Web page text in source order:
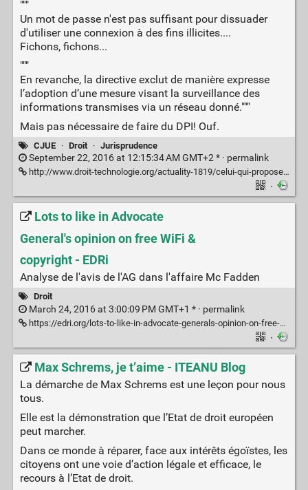
"''"
Un mot de passe n'est pas suffisant pour dissuader
d'utiliser une connexion à des fins illicites....
Fichons, fichons...
"""
En revanche, la directive exclut de manière expresse
l’adoption d’une mesure visant la surveillance des
informations transmises via un réseau donné."""
Mais pas nécessaire de faire du DPI! Ouf.
CJUE · Droit · Jurisprudence
September 22, 2016 at 12:15:34 AM GMT+2 * · permalink
http://www.droit-technologie.org/actuality-1819/celui-qui-propose-du-wifi-gratuit-a-ses-clients-est-il-responsable-en.html
·
Lots to like in Advocate
General's opinion on free WiFi &
copyright - EDRi
Analyse de l'avis de l'AG dans l'affaire Mc Fadden
Droit
March 24, 2016 at 3:00:09 PM GMT+1 * · permalink
https://edri.org/lots-to-like-in-advocate-generals-opinion-on-free-wifi-copyright/
·
Max Schrems, je t’aime - ITEANU Blog
La démarche de Max Schrems est une leçon pour nous
tous.
Elle est la démonstration que l’Etat de droit européen
peut marcher.
Dans ce monde à réparer, face aux intérêts égoïstes, les
citoyens ont une voie d’action légale et efficace, le
recours à l’Etat de droit.